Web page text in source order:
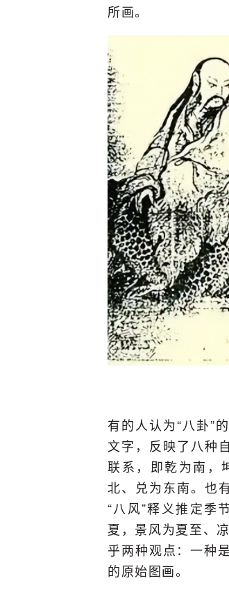
所画。
有的人认为“八卦”
文字，反映了八种
联系，即乾为南，
北、兑为东南。也
“八风”释义推定季
夏，景风为夏至、
乎两种观点：一种
的原始图画。